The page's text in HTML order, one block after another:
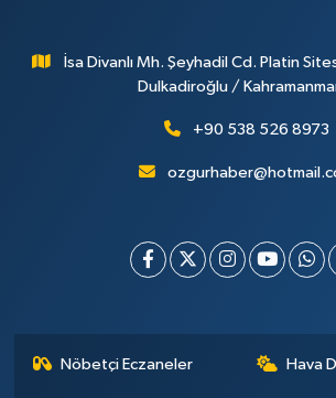
İsa Divanlı Mh. Şeyhadil Cd. Platin
Dulkadiroğlu /
+90 538 526 8973
Nöbetçi Eczaneler Hava